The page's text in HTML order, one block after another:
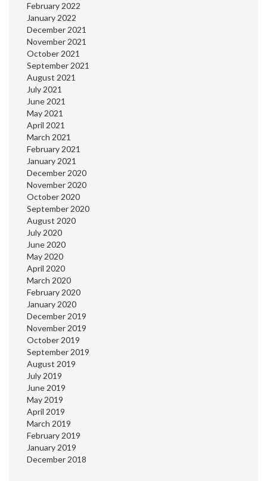
February 2022
January 2022
December 2021
November 2021
October 2021
September 2021
August 2021
July 2021
June 2021
May 2021
April 2021
March 2021
February 2021
January 2021
December 2020
November 2020
October 2020
September 2020
August 2020
July 2020
June 2020
May 2020
April 2020
March 2020
February 2020
January 2020
December 2019
November 2019
October 2019
September 2019
August 2019
July 2019
June 2019
May 2019
April 2019
March 2019
February 2019
January 2019
December 2018